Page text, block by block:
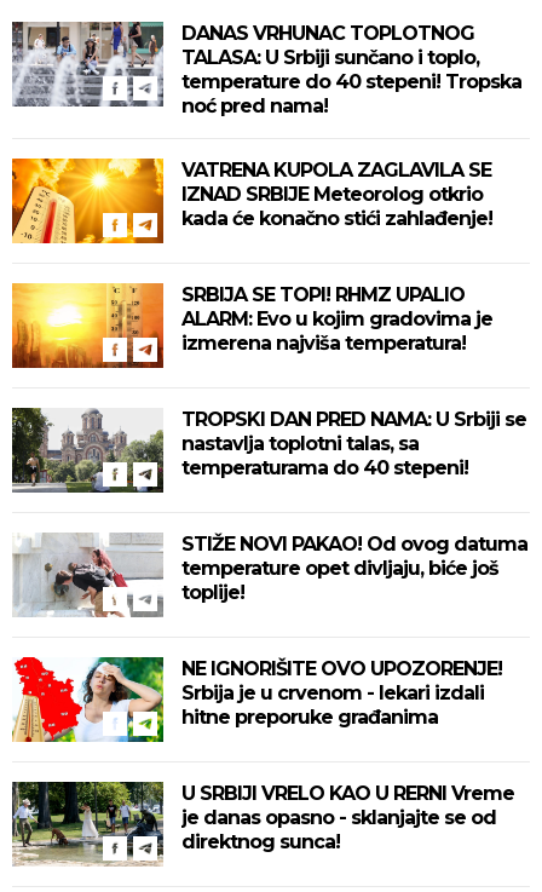
DANAS VRHUNAC TOPLOTNOG
TALASA: U Srbiji sunčano i toplo,
temperature do 40 stepeni! Tropska
noć pred nama!
VATRENA KUPOLA ZAGLAVILA SE
IZNAD SRBIJE Meteorolog otkrio
kada će konačno stići zahlađenje!
SRBIJA SE TOPI! RHMZ UPALIO
ALARM: Evo u kojim gradovima je
izmerena najviša temperatura!
TROPSKI DAN PRED NAMA: U Srbiji se
nastavlja toplotni talas, sa
temperaturama do 40 stepeni!
STIŽE NOVI PAKAO! Od ovog datuma
temperature opet divljaju, biće još
toplije!
NE IGNORIŠITE OVO UPOZORENJE!
Srbija je u crvenom - lekari izdali
hitne preporuke građanima
U SRBIJI VRELO KAO U RERNI Vreme
je danas opasno - sklanjajte se od
direktnog sunca!